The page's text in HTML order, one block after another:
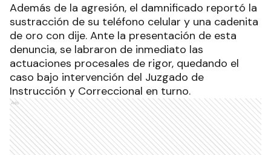
Además de la agresión, el damnificado reportó la
sustracción de su teléfono celular y una cadenita
de oro con dije. Ante la presentación de esta
denuncia, se labraron de inmediato las
actuaciones procesales de rigor, quedando el
caso bajo intervención del Juzgado de
Instrucción y Correccional en turno.
Ads